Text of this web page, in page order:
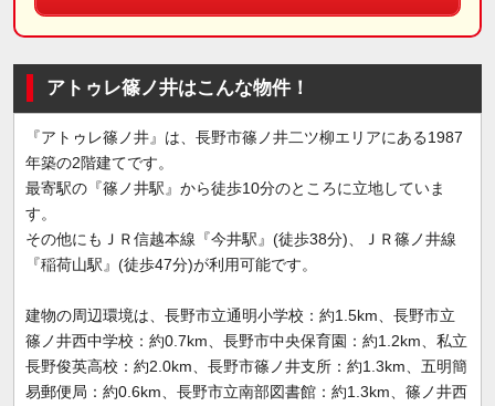
アトゥレ篠ノ井はこんな物件！
『アトゥレ篠ノ井』は、長野市篠ノ井二ツ柳エリアにある1987
年築の2階建てです。
最寄駅の『篠ノ井駅』から徒歩10分のところに立地していま
す。
その他にもＪＲ信越本線『今井駅』(徒歩38分)、ＪＲ篠ノ井線
『稲荷山駅』(徒歩47分)が利用可能です。
建物の周辺環境は、長野市立通明小学校：約1.5km、長野市立
篠ノ井西中学校：約0.7km、長野市中央保育園：約1.2km、私立
長野俊英高校：約2.0km、長野市篠ノ井支所：約1.3km、五明簡
易郵便局：約0.6km、長野市立南部図書館：約1.3km、篠ノ井西